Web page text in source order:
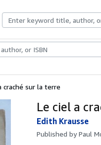
BooksArt & Collectibles
craché sur la terre
Le ciel a
Edith Krausse
Published byPaul